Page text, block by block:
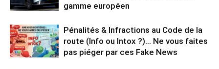
gamme européen
Pénalités & Infractions au Code de la
route (Info ou Intox ?)… Ne vous faites
pas piéger par ces Fake News